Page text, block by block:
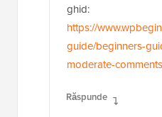
ghid:
https://
guide/beginners-
moderate-
Răspunde